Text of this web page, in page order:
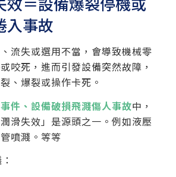
入事故
流失或選用不當，會導致機械零
咬死，進而引發設備突然故障，
、爆裂或操作卡死。
件、設備破損飛濺傷人事故中，
滑失效」是源頭之一。例如液壓
噴濺。等等